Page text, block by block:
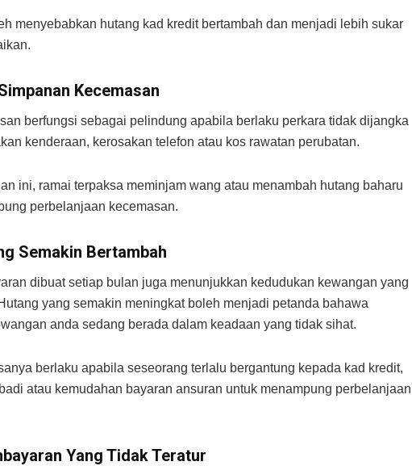
menyebabkan hutang kad kredit bertambah dan menjadi lebih sukar
Kecemasan
berfungsi sebagai pelindung apabila berlaku perkara tidak dijangka
kenderaan, kerosakan telefon atau kos rawatan perubatan.
ini, ramai terpaksa meminjam wang atau menambah hutang baharu
perbelanjaan kecemasan.
Semakin Bertambah
dibuat setiap bulan juga menunjukkan kedudukan kewangan yang
yang semakin meningkat boleh menjadi petanda bahawa
anda sedang berada dalam keadaan yang tidak sihat.
berlaku apabila seseorang terlalu bergantung kepada kad kredit,
atau kemudahan bayaran ansuran untuk menampung perbelanjaan
Yang Tidak Teratur